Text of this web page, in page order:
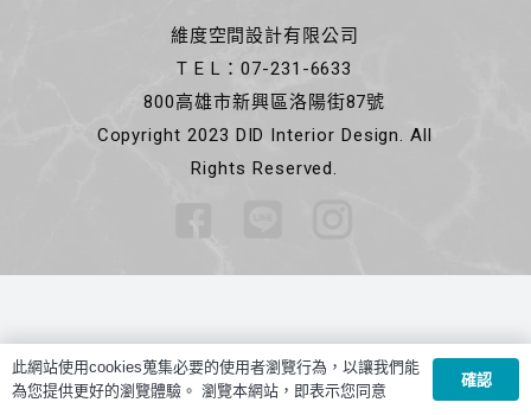
維度空間設計有限公司
T E L：07-231-6633
800高雄市新興區洛陽街87號
Copyright 2023 DID Interior Design. All
Rights Reserved.
此網站使用cookies蒐集必要的使用者瀏覽行為，以讓我們能
為您提供更好的瀏覽體驗。 瀏覽本網站，即表示您同意
確認